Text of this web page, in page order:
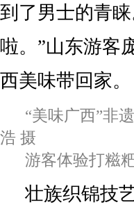
到了男士的青
啦。”山东游客
西美味带回家。
“美味广西”非
浩 摄
游客体验打糍
壮族织锦技